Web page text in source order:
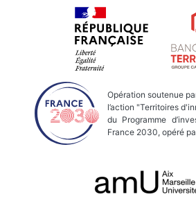
Opération soutenue
l’action "Territoires
du Programme
France 2030, opéré